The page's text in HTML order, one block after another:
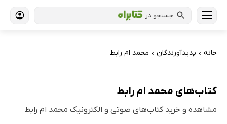
جستجو در
خانه › پدیدآورندگان › محمد ام رابط
کتاب‌های محمد ام رابط
مشاهده و خرید کتاب‌های صوتی و الکترونیک محمد ام رابط